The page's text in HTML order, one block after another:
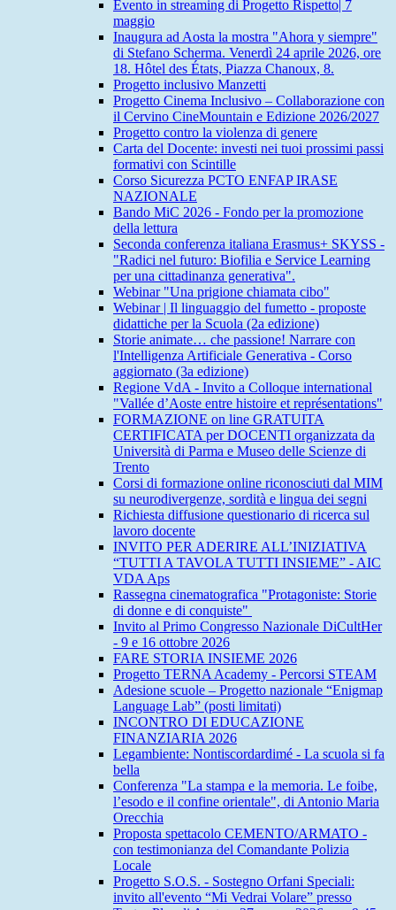
Evento in streaming di Progetto Rispetto| 7
maggio
Inaugura ad Aosta la mostra "Ahora y siempre"
di Stefano Scherma. Venerdì 24 aprile 2026, ore
18. Hôtel des États, Piazza Chanoux, 8.
Progetto inclusivo Manzetti
Progetto Cinema Inclusivo – Collaborazione con
il Cervino CineMountain e Edizione 2026/2027
Progetto contro la violenza di genere
Carta del Docente: investi nei tuoi prossimi passi
formativi con Scintille
Corso Sicurezza PCTO ENFAP IRASE
NAZIONALE
Bando MiC 2026 - Fondo per la promozione
della lettura
Seconda conferenza italiana Erasmus+ SKYSS -
"Radici nel futuro: Biofilia e Service Learning
per una cittadinanza generativa".
Webinar "Una prigione chiamata cibo"
Webinar | Il linguaggio del fumetto - proposte
didattiche per la Scuola (2a edizione)
Storie animate… che passione! Narrare con
l'Intelligenza Artificiale Generativa - Corso
aggiornato (3a edizione)
Regione VdA - Invito a Colloque international
"Vallée d’Aoste entre histoire et représentations"
FORMAZIONE on line GRATUITA
CERTIFICATA per DOCENTI organizzata da
Università di Parma e Museo delle Scienze di
Trento
Corsi di formazione online riconosciuti dal MIM
su neurodivergenze, sordità e lingua dei segni
Richiesta diffusione questionario di ricerca sul
lavoro docente
INVITO PER ADERIRE ALL’INIZIATIVA
“TUTTI A TAVOLA TUTTI INSIEME” - AIC
VDA Aps
Rassegna cinematografica "Protagoniste: Storie
di donne e di conquiste"
Invito al Primo Congresso Nazionale DiCultHer
- 9 e 16 ottobre 2026
FARE STORIA INSIEME 2026
Progetto TERNA Academy - Percorsi STEAM
Adesione scuole – Progetto nazionale “Enigmap
Language Lab” (posti limitati)
INCONTRO DI EDUCAZIONE
FINANZIARIA 2026
Legambiente: Nontiscordardimé - La scuola si fa
bella
Conferenza "La stampa e la memoria. Le foibe,
l’esodo e il confine orientale", di Antonio Maria
Orecchia
Proposta spettacolo CEMENTO/ARMATO -
con testimonianza del Comandante Polizia
Locale
Progetto S.O.S. - Sostegno Orfani Speciali:
invito all'evento “Mi Vedrai Volare” presso